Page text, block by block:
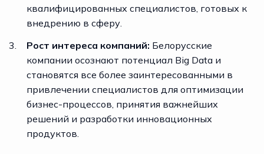
квалифицированных специалистов, готовых к
внедрению в сферу.
Рост интереса компаний: Белорусские
компании осознают потенциал Big Data и
становятся все более заинтересованными в
привлечении специалистов для оптимизации
бизнес-процессов, принятия важнейших
решений и разработки инновационных
продуктов.